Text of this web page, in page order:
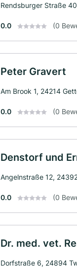
Rendsburger Straße
0.0 (0
Peter Gravert
Am Brook 1, 24214
0.0 (0
Denstorf und
Angelnstraße 12,
0.0 (0
Dr. med. vet.
Dorfstraße 6, 24894